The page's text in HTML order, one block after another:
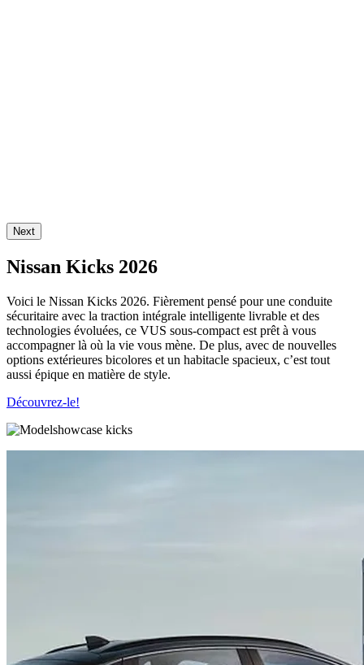
Next
Nissan Kicks 2026
Voici le Nissan Kicks 2026. Fièrement pensé pour une conduite
sécuritaire avec la traction intégrale intelligente livrable et des
technologies évoluées, ce VUS sous-compact est prêt à vous
accompagner là où la vie vous mène. De plus, avec de nouvelles
options extérieures bicolores et un habitacle spacieux, c’est tout
aussi épique en matière de style.
Découvrez-le!